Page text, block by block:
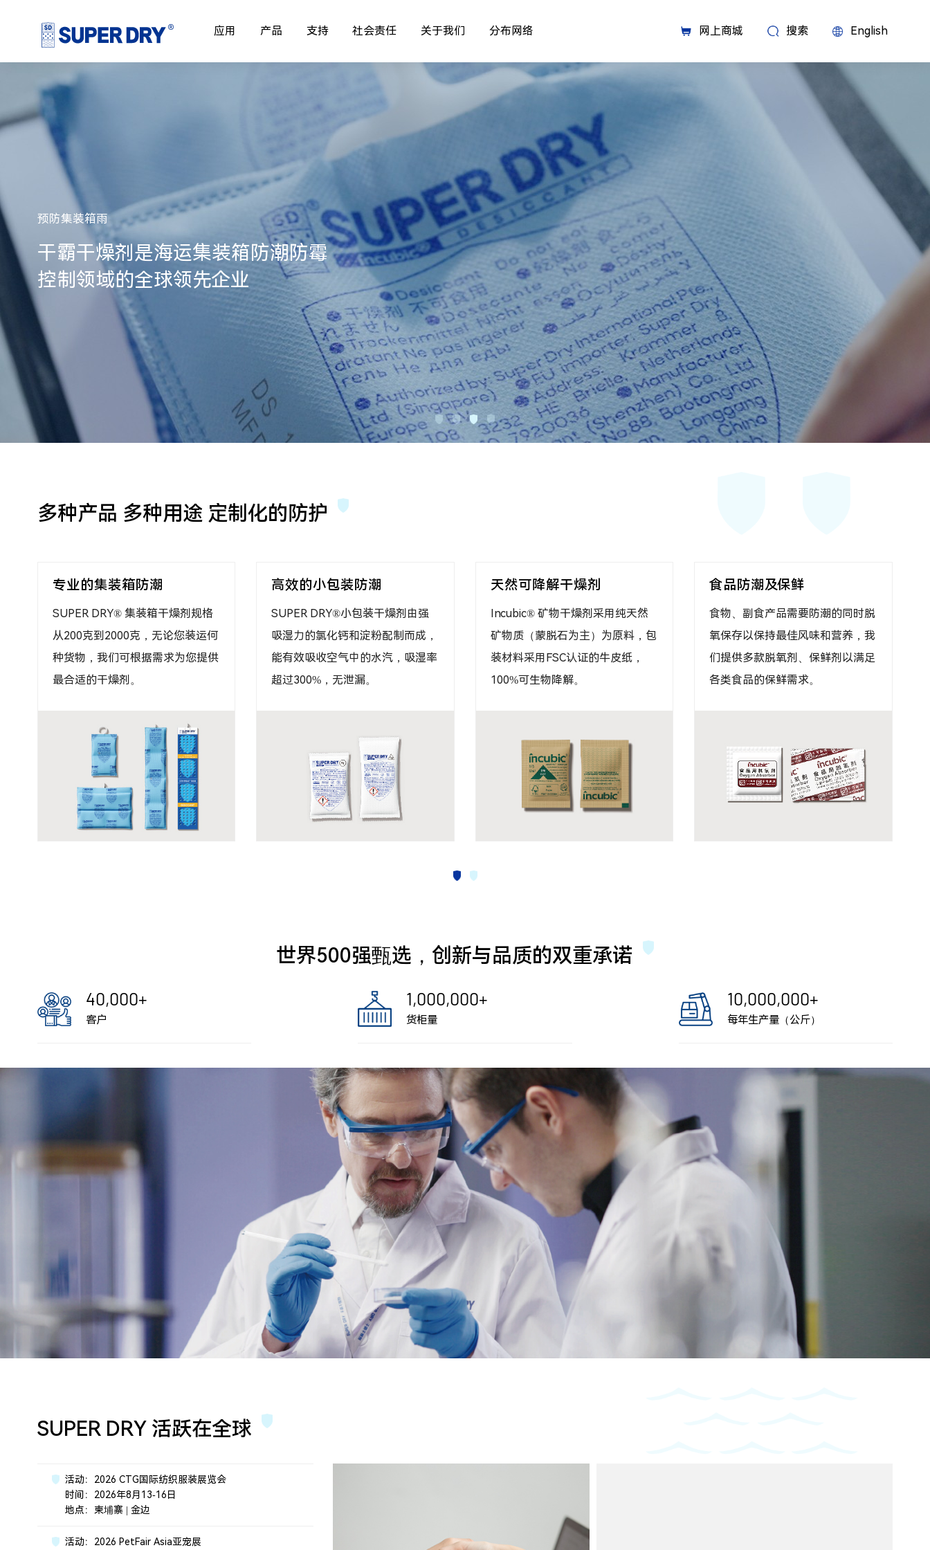
应用 产品 支持 社会责任 关于我们 分布网络 网上商城 搜索 English
安全无毒
干霸干燥剂主要原料
对人和环境均无伤害
多种产品 多种用途 定制化的防护
针对客户需求的创新
从干燥剂到其他各种包装防护解决
方案，我们提供高度针对性的定制
化产品，精准应对各类客户的特殊
需求挑战。
家居防潮去味
CICI®是SUPER DRY旗下的家居品
牌，旨在围绕居家场景，提供专
业、高效、环保、美观的除湿以及
空气净化产品。
专业的集装箱防潮
SUPER DRY® 集装箱干燥剂规格
从200克到2000克，无论您装运何
种货物，我们可根据需求为您提供
最合适的干燥剂。
高效的小包装防潮
SUPER DRY®小包装干燥剂由强
吸湿力的氯化钙和淀粉配制而成，
能有效吸收空气中的水汽，吸湿率
超过300%，无泄漏。
世界500强甄选，创新与品质的双重承诺
40,000+
客户
1,000,000+
货柜量
10,000,000+
每年生产量（公斤）
SUPER DRY 活跃在全球
活动：2026 CTG国际纺织服装展览会
时间：2026年8月13-16日
地点：柬埔寨 | 金边
活动：2026 PetFair Asia亚宠展